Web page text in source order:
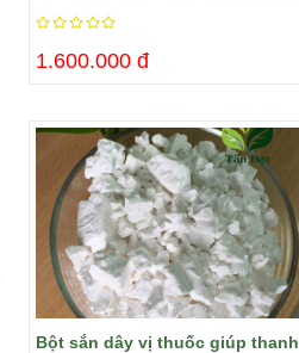
hồng
1.600.000 đ
Bột sắn dây vị thuốc giúp thanh